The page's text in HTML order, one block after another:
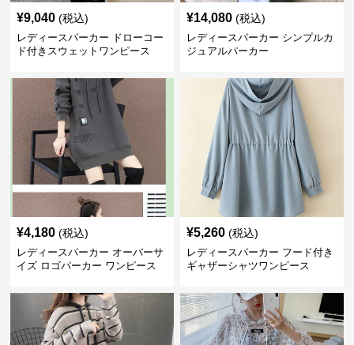
¥9,040 (税込)
レディースパーカー ドローコー
ド付きスウェットワンピース
¥14,080 (税込)
レディースパーカー シンプルカ
ジュアルパーカー
¥4,180 (税込)
レディースパーカー オーバーサ
イズ ロゴパーカー ワンピース
¥5,260 (税込)
レディースパーカー フード付き
ギャザーシャツワンピース